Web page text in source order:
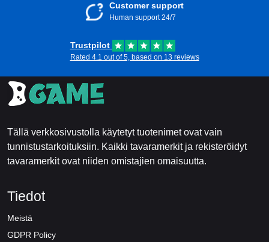
Customer support
Human support 24/7
Trustpilot
Rated 4.1 out of 5, based on 13 reviews
Tällä verkkosivustolla käytetyt tuotenimet ovat vain
tunnistustarkoituksiin. Kaikki tavaramerkit ja rekisteröidyt
tavaramerkit ovat niiden omistajien omaisuutta.
Tiedot
Meistä
GDPR Policy